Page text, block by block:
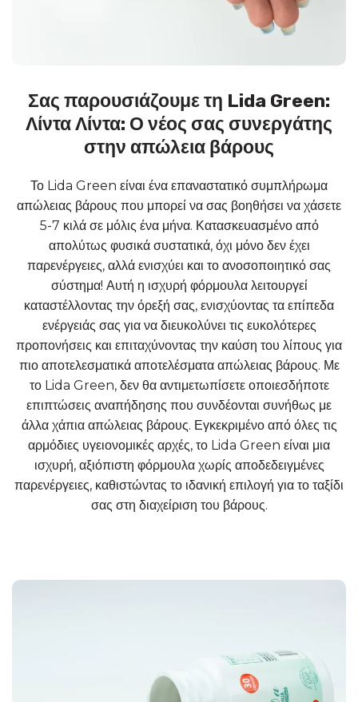
Σας παρουσιάζουμε τη Lida Green:
Λίντα Λίντα: Ο νέος σας συνεργάτης
στην απώλεια βάρους
Το Lida Green είναι ένα επαναστατικό συμπλήρωμα
απώλειας βάρους που μπορεί να σας βοηθήσει να χάσετε
5-7 κιλά σε μόλις ένα μήνα. Κατασκευασμένο από
απολύτως φυσικά συστατικά, όχι μόνο δεν έχει
παρενέργειες, αλλά ενισχύει και το ανοσοποιητικό σας
σύστημα! Αυτή η ισχυρή φόρμουλα λειτουργεί
καταστέλλοντας την όρεξή σας, ενισχύοντας τα επίπεδα
ενέργειάς σας για να διευκολύνει τις ευκολότερες
προπονήσεις και επιταχύνοντας την καύση του λίπους για
πιο αποτελεσματικά αποτελέσματα απώλειας βάρους. Με
το Lida Green, δεν θα αντιμετωπίσετε οποιεσδήποτε
επιπτώσεις αναπήδησης που συνδέονται συνήθως με
άλλα χάπια απώλειας βάρους. Εγκεκριμένο από όλες τις
αρμόδιες υγειονομικές αρχές, το Lida Green είναι μια
ισχυρή, αξιόπιστη φόρμουλα χωρίς αποδεδειγμένες
παρενέργειες, καθιστώντας το ιδανική επιλογή για το ταξίδι
σας στη διαχείριση του βάρους.